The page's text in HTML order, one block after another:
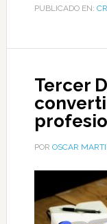
PUBLICADO EN:
Tercer
POR OSCAR